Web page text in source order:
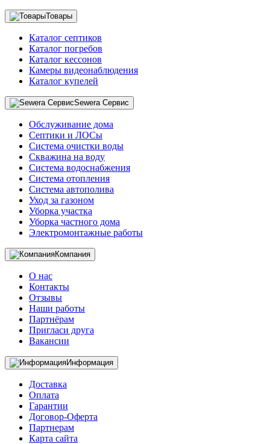
Товары
Каталог септиков
Каталог погребов
Каталог кессонов
Камеры видеонаблюдения
Каталог купелей
Sewera Сервис
Обслуживание дома
Септики и ЛОСы
Система очистки воды
Скважина на воду
Система водоснабжения
Система отопления
Система автополива
Уход за газоном
Уборка участка
Уборка частного дома
Электромонтажные работы
Компания
О нас
Контакты
Отзывы
Наши работы
Партнёрам
Пригласи друга
Вакансии
Информация
Доставка
Оплата
Гарантии
Договор-Оферта
Партнерам
Карта сайта